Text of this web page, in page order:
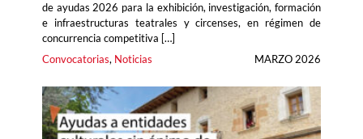
de ayudas 2026 para la exhibición, investigación, formación
e infraestructuras teatrales y circenses, en régimen de
concurrencia competitiva […]
Convocatorias, Noticias MARZO 2026